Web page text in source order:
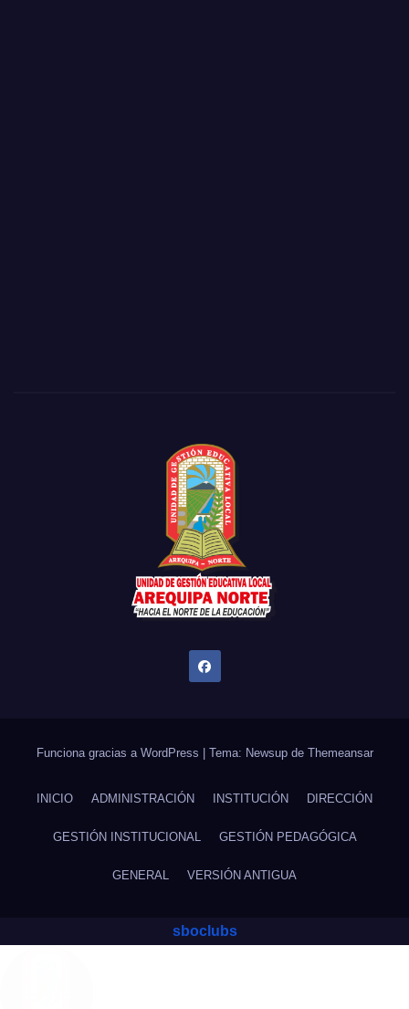
Funciona gracias a WordPress | Tema: Newsup de Themeansar
INICIO ADMINISTRACIÓN INSTITUCIÓN DIRECCIÓN
GESTIÓN INSTITUCIONAL GESTIÓN PEDAGÓGICA
GENERAL VERSIÓN ANTIGUA
sboclubs